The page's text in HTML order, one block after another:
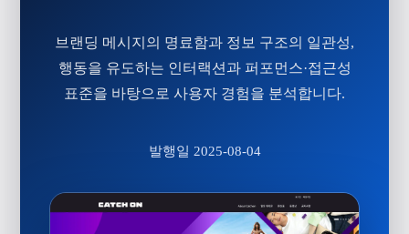
브랜딩 메시지의 명료함과 정보 구조의 일관성,
행동을 유도하는 인터랙션과 퍼포먼스·접근성
표준을 바탕으로 사용자 경험을 분석합니다.
발행일 2025-08-04